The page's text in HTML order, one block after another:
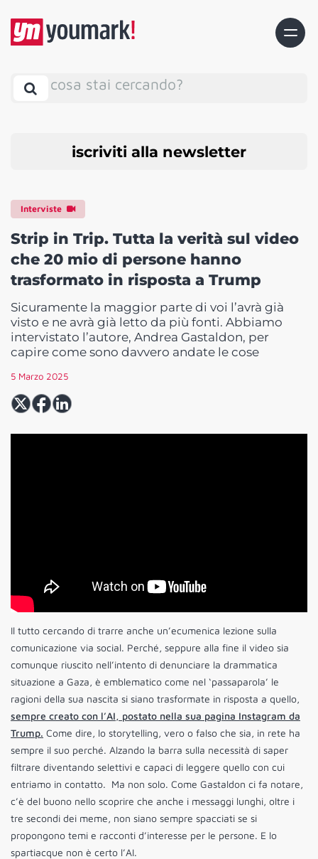
cosa stai cercando?
iscriviti alla newsletter
Interviste
Strip in Trip. Tutta la verità sul video
che 20 mio di persone hanno
trasformato in risposta a Trump
Sicuramente la maggior parte di voi l’avrà già
visto e ne avrà già letto da più fonti. Abbiamo
intervistato l’autore, Andrea Gastaldon, per
capire come sono davvero andate le cose
5 Marzo 2025
Il tutto cercando di trarre anche un’ecumenica lezione sulla
comunicazione via social. Perché, seppure alla fine il video sia
comunque riuscito nell’intento di denunciare la drammatica
situazione a Gaza, è emblematico come nel ‘passaparola’ le
ragioni della sua nascita si siano trasformate in risposta a quello,
sempre creato con l’AI, postato nella sua pagina Instagram da
Trump. Come dire, lo storytelling, vero o falso che sia, in rete ha
sempre il suo perché. Alzando la barra sulla necessità di saper
filtrare diventando selettivi e capaci di leggere quello con cui
entriamo in contatto. Ma non solo. Come Gastaldon ci fa notare,
c’è del buono nello scoprire che anche i messaggi lunghi, oltre i
tre secondi dei meme, non siano sempre spacciati se si
propongono temi e racconti d’interesse per le persone. E lo
spartiacque non è certo l’AI.